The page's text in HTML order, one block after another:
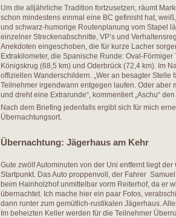
Um die alljährliche Tradition fortzusetzen, räumt
schon mindestens einmal eine BC gefinisht hat,
und schwarz-humorige Routenplanung vom Stapel
einzelner Streckenabschnitte, VP’s und
Anekdoten eingeschoben, die für kurze Lacher
Extrakilometer, die Spanische Runde: Oval-
Königskrug (68,5 km) und Oderbrück (72,4 km). Im
offiziellen Wanderschildern. „Wer an besagter Stelle
Teilnehmer irgendwann entgegen laufen. Oder aber
und dreht eine Extrarunde“, kommentiert „Aschu“ den
Nach dem Briefing jedenfalls ergibt sich für mich
Übernachtungsort.
Übernachtung: Jägerhaus am Kehr
Gute zwölf Autominuten von der Uni entfernt liegt
Startpunkt. Das Auto proppenvoll, der Fahrer
beim Hainholzhof unmittelbar vorm Reiterhof, da er
übernachtet. Ich mache hier ein paar Fotos,
dann runter zum gemütlich-rustikalen Jägerhaus.
Im beheizten Keller werden für die Teilnehmer